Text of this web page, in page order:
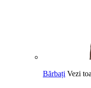
Bărbați Vezi